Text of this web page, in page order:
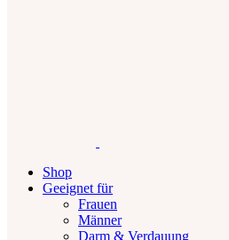
Shop
Geeignet für
Frauen
Männer
Darm & Verdauung